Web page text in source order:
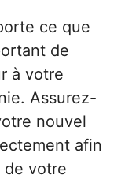
ce que
de
à votre
Assurez-
nouvel
afin
de votre